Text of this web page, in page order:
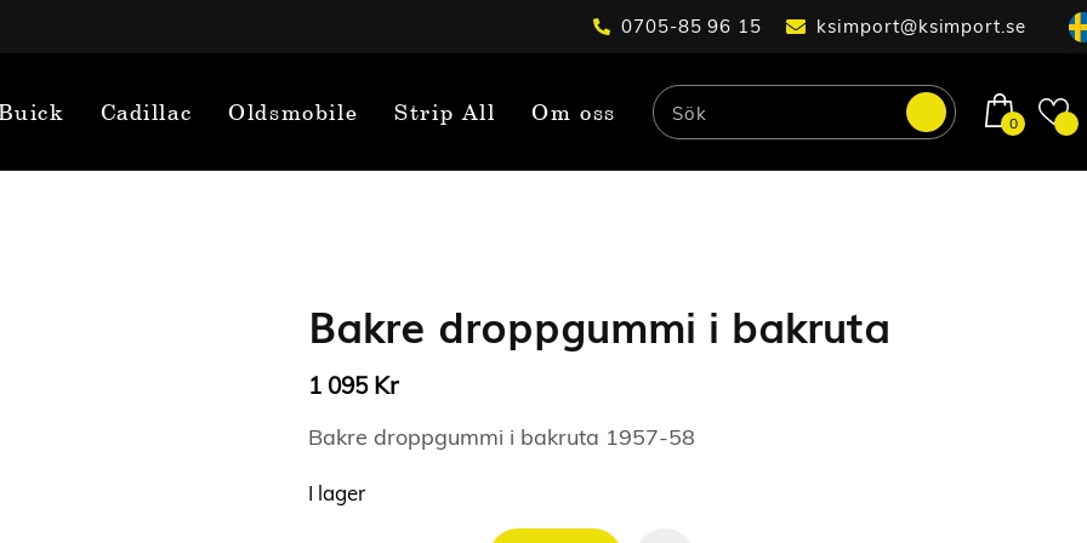
0705-85 96 15 ksimport@ksimport.se
Cadillac Oldsmobile Strip All Om oss 0
Bakre droppgummi i bakruta
1 095 Kr
Bakre droppgummi i bakruta 1957-58
I lager